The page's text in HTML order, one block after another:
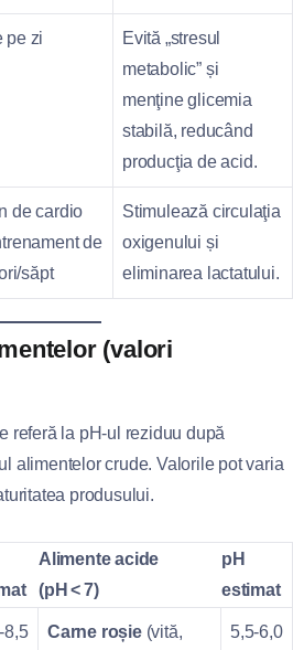
pe zi
Evită „stresul
metabolic” și
menţine glicemia
stabilă, reducând
producţia de acid.
de cardio
de
săpt
Stimulează circulaţia
oxigenului și
eliminarea lactatului.
(valori
referă la pH‑ul reziduu după
alimentelor crude. Valorile pot varia
produsului.
Alimente acide
(pH < 7)
pH
estimat
Carne roșie(vită,
5,5‑6,0